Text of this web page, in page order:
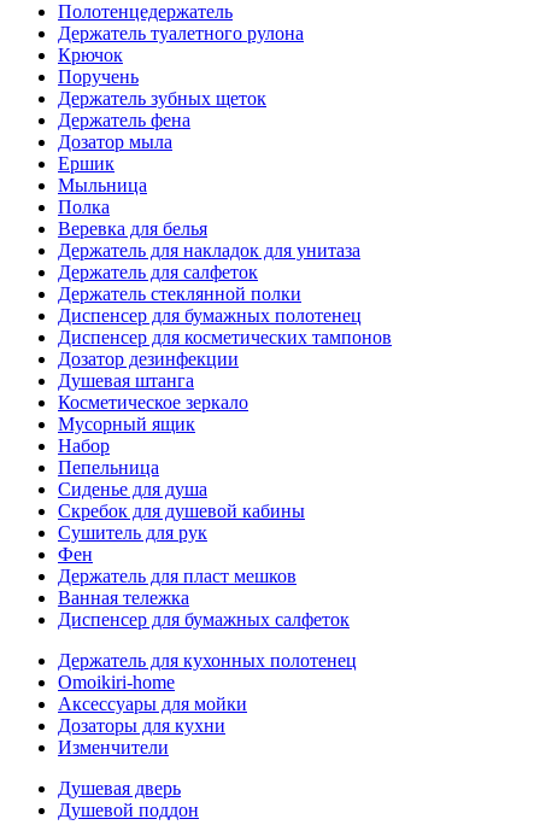
Полотенцедержатель
Держатель туалетного рулона
Крючок
Поручень
Держатель зубных щеток
Держатель фена
Дозатор мыла
Eршик
Мыльница
Полка
Веревка для белья
Держатель для накладок для унитаза
Держатель для салфеток
Держатель стеклянной полки
Диспенсер для бумажных полотенец
Диспенсер для косметических тампонов
Дозатор дезинфекции
Душевая штанга
Косметическое зеркало
Мусорный ящик
Набор
Пепельница
Сиденье для душа
Скребок для душевой кабины
Сушитель для рук
Фен
Держатель для пласт мешков
Ванная тележка
Диспенсер для бумажных салфеток
Держатель для кухонных полотенец
Omoikiri-home
Аксессуары для мойки
Дозаторы для кухни
Изменчители
Душевая дверь
Душевой поддон